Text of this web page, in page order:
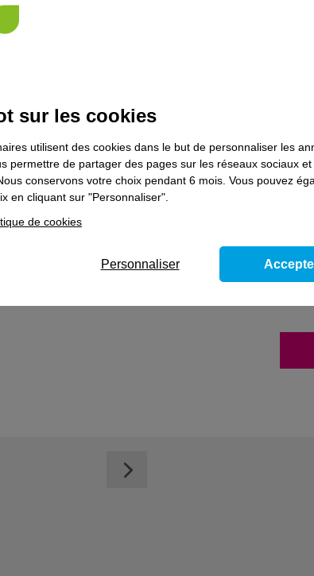
et la présentation des bulletins
gestionnaire de paie
- Bloc de compétences du
et fiscal
sur les cookies
utilisent des cookies dans le but de personnaliser les
permettre de partager des pages sur les réseaux sociaux
conservons votre choix pendant 6 mois. Vous pouvez
en cliquant sur "Personnaliser".
de cookies
Personnaliser